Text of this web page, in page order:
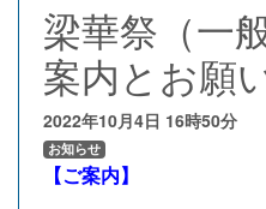
梁華祭（一
案内とお願
2022年10月4日 16時50分
お知らせ
【ご案内】